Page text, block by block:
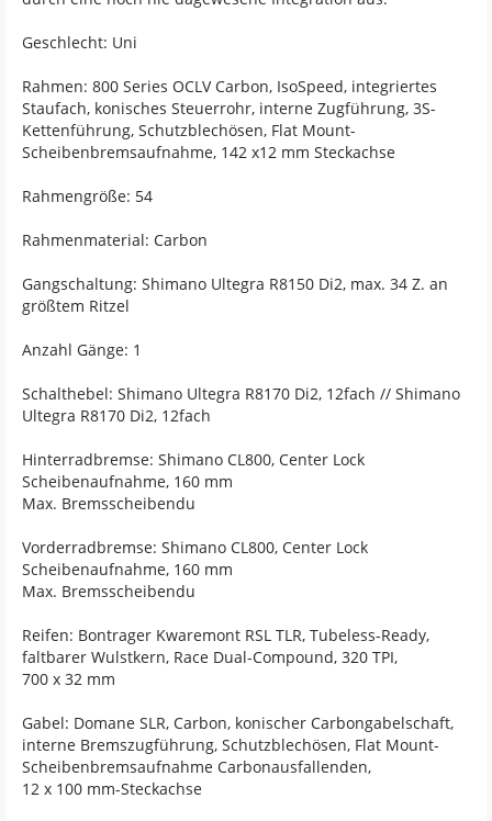
Geschlecht: Uni
Rahmen: 800 Series OCLV Carbon, IsoSpeed, integriertes
Staufach, konisches Steuerrohr, interne Zugführung, 3S-
Kettenführung, Schutzblechösen, Flat Mount-
Scheibenbremsaufnahme, 142 x12 mm Steckachse
Rahmengröße: 54
Rahmenmaterial: Carbon
Gangschaltung: Shimano Ultegra R8150 Di2, max. 34 Z. an
größtem Ritzel
Anzahl Gänge: 1
Schalthebel: Shimano Ultegra R8170 Di2, 12fach // Shimano
Ultegra R8170 Di2, 12fach
Hinterradbremse: Shimano CL800, Center Lock
Scheibenaufnahme, 160 mm
Max. Bremsscheibendu
Vorderradbremse: Shimano CL800, Center Lock
Scheibenaufnahme, 160 mm
Max. Bremsscheibendu
Reifen: Bontrager Kwaremont RSL TLR, Tubeless-Ready,
faltbarer Wulstkern, Race Dual-Compound, 320 TPI,
700 x 32 mm
Gabel: Domane SLR, Carbon, konischer Carbongabelschaft,
interne Bremszugführung, Schutzblechösen, Flat Mount-
Scheibenbremsaufnahme Carbonausfallenden,
12 x 100 mm-Steckachse